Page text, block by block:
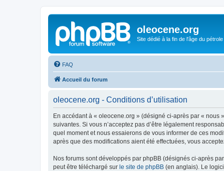
oleocene.org
Site dédié à la fin de l'âge du pétrole
FAQ
Accueil du forum
oleocene.org - Conditions d’utilisation
En accédant à « oleocene.org » (désigné ci-après par « nous
suivantes. Si vous n’acceptez pas d’être légalement
quel moment et nous essaierons de vous informer de ces
après que des modifications aient été effectuées, vous
Nos forums sont développés par phpBB (désignés ci-après
peut être téléchargé sur le site de phpBB (en anglais). Le